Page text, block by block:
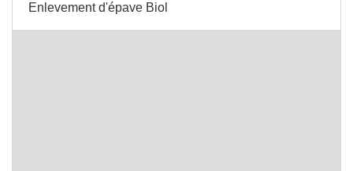
Enlevement d'épave Biol